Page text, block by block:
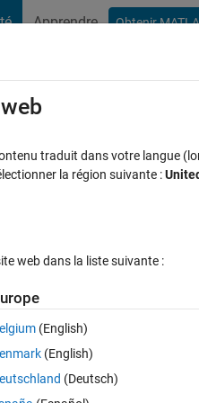
Apprendre Obtenir
the code in MATLAB script,
the value calculated in the
traduit dans votre langue
la région suivante :
web dans la liste suivante :
(English)
(English)
(Deutsch)